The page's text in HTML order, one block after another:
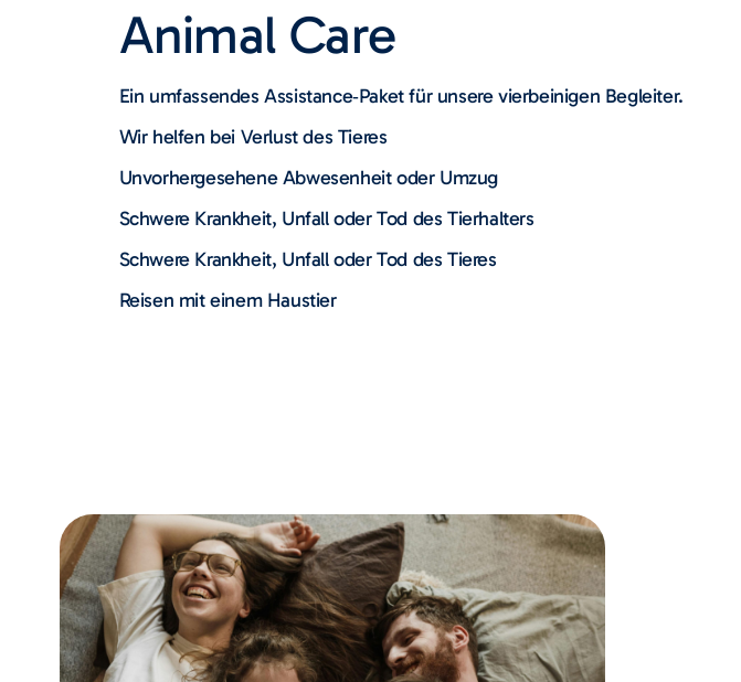
Animal Care
Ein umfassendes Assistance‑Paket für unsere vierbeinigen Begleiter.
Wir helfen bei Verlust des Tieres
Unvorhergesehene Abwesenheit oder Umzug
Schwere Krankheit, Unfall oder Tod des Tierhalters
Schwere Krankheit, Unfall oder Tod des Tieres
Reisen mit einem Haustier